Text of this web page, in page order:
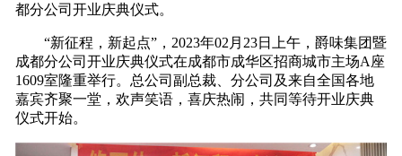
都分公司开业庆典仪式。
“新征程，新起点”，2023年02月23日上午，爵味集团暨
成都分公司开业庆典仪式在成都市成华区招商城市主场A座
1609室隆重举行。总公司副总裁、分公司及来自全国各地
嘉宾齐聚一堂，欢声笑语，喜庆热闹，共同等待开业庆典
仪式开始。